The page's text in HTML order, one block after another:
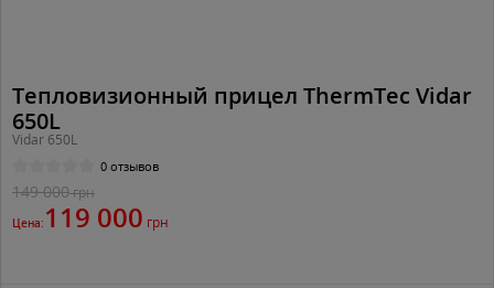
Тепловизионный прицел ThermTec Vidar
650L
Vidar 650L
0 отзывов
149 000грн
Цена: 119 000 грн